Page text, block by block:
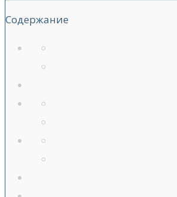
Содержание